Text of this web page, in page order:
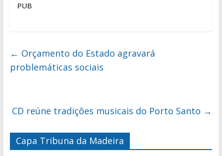
PUB
← Orçamento do Estado agravará
problemáticas sociais
CD reúne tradições musicais do Porto Santo →
Capa Tribuna da Madeira